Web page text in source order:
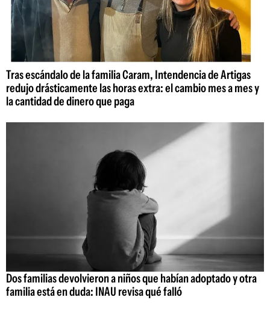
Tras escándalo de la familia Caram, Intendencia de Artigas
redujo drásticamente las horas extra: el cambio mes a mes y
la cantidad de dinero que paga
Dos familias devolvieron a niños que habían adoptado y otra
familia está en duda: INAU revisa qué falló